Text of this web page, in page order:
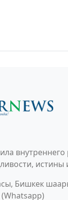
внутреннего
истины
Бишкек
(Whatsapp)